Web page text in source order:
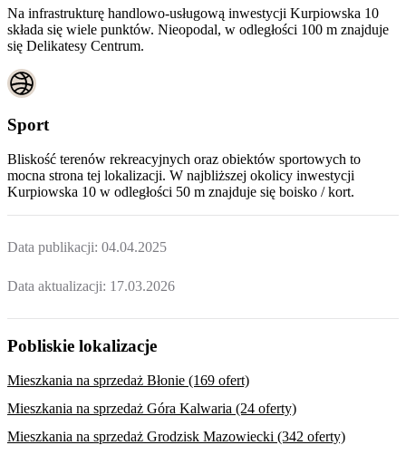
Na infrastrukturę handlowo-usługową inwestycji Kurpiowska 10
składa się wiele punktów. Nieopodal, w odległości 100 m znajduje
się Delikatesy Centrum.
Sport
Bliskość terenów rekreacyjnych oraz obiektów sportowych to
mocna strona tej lokalizacji. W najbliższej okolicy inwestycji
Kurpiowska 10 w odległości 50 m znajduje się boisko / kort.
Data publikacji: 04.04.2025
Data aktualizacji: 17.03.2026
Pobliskie lokalizacje
Mieszkania na sprzedaż Błonie (169 ofert)
Mieszkania na sprzedaż Góra Kalwaria (24 oferty)
Mieszkania na sprzedaż Grodzisk Mazowiecki (342 oferty)